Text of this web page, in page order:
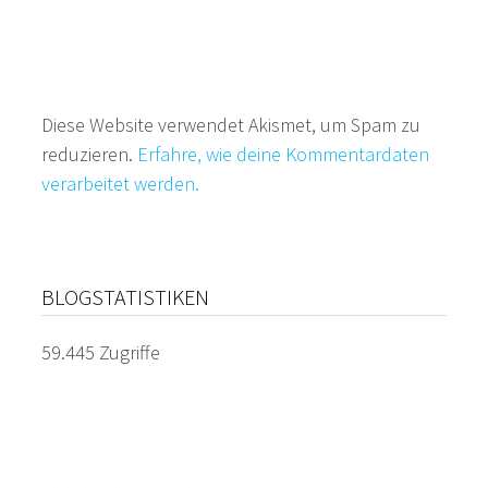
Diese Website verwendet Akismet, um Spam zu
reduzieren. Erfahre, wie deine Kommentardaten
verarbeitet werden.
BLOGSTATISTIKEN
59.445 Zugriffe